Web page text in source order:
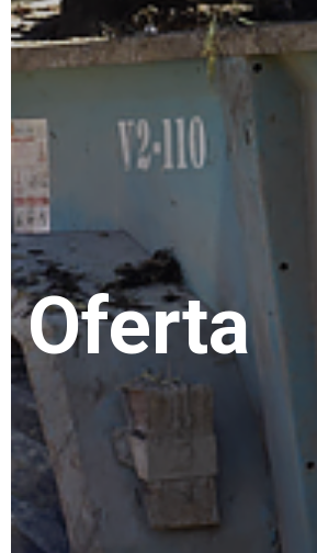
Oferta